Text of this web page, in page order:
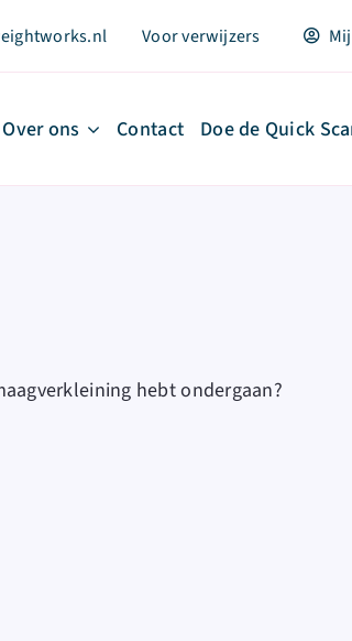
Voor verwijzers
Over ons Contact Doe de Quick
hebt ondergaan?